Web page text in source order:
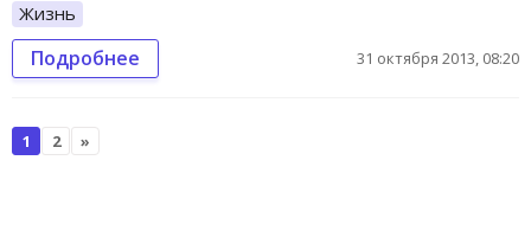
Жизнь
Подробнее 31 октября 2013, 08:20
1 2 »